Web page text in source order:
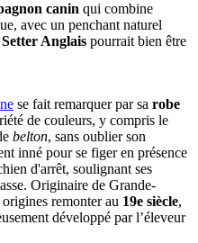
canin qui combine
avec un penchant naturel
Setter Anglais pourrait bien être
se fait remarquer par sa robe
de couleurs, y compris le
belton, sans oublier son
inné pour se figer en présence
d'arrêt, soulignant ses
Originaire de Grande-
remonter au 19e siècle,
développé par l’éleveur